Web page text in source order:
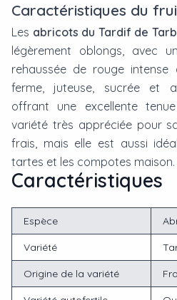
Caractéristiques du
Les abricots du Tardif de
légèrement oblongs, avec
rehaussée de rouge
ferme, juteuse, sucrée et
offrant une excellente
variété très appréciée pour
frais, mais elle est aussi
tartes et les compotes maison.
Caractéristiques
Espèce
Variété
Origine de la variété